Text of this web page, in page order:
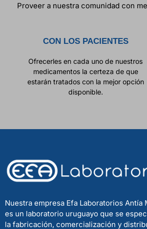
Proveer a nuestra comunidad con
CON LOS PACIENTES
Ofrecerles en cada uno de nuestros
medicamentos la certeza de que
estarán tratados con la mejor opción
disponible.
Nuestra empresa Efa Laboratorios Antía
es un laboratorio uruguayo que se
la fabricación, comercialización y